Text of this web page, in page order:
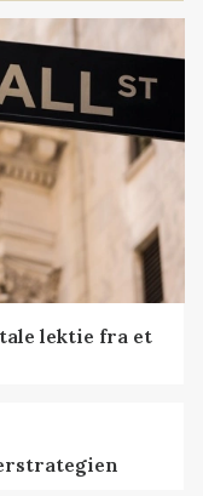
lektie fra et